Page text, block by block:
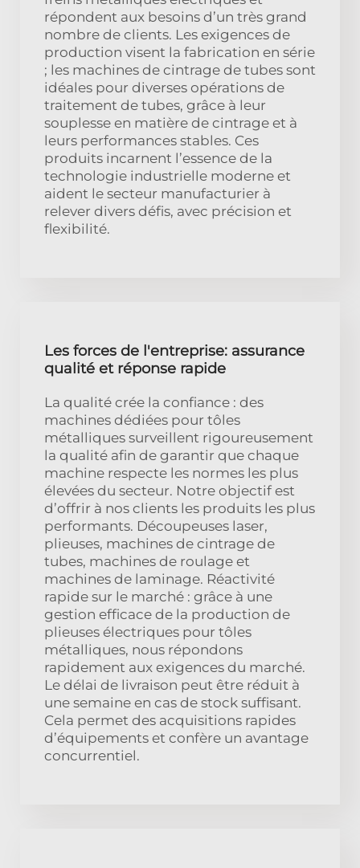
répondent aux besoins d’un très grand
nombre de clients. Les exigences de
production visent la fabrication en série
; les machines de cintrage de tubes sont
idéales pour diverses opérations de
traitement de tubes, grâce à leur
souplesse en matière de cintrage et à
leurs performances stables. Ces
produits incarnent l’essence de la
technologie industrielle moderne et
aident le secteur manufacturier à
relever divers défis, avec précision et
flexibilité.
Les forces de l'entreprise: assurance
qualité et réponse rapide
La qualité crée la confiance : des
machines dédiées pour tôles
métalliques surveillent rigoureusement
la qualité afin de garantir que chaque
machine respecte les normes les plus
élevées du secteur. Notre objectif est
d’offrir à nos clients les produits les plus
performants. Découpeuses laser,
plieuses, machines de cintrage de
tubes, machines de roulage et
machines de laminage. Réactivité
rapide sur le marché : grâce à une
gestion efficace de la production de
plieuses électriques pour tôles
métalliques, nous répondons
rapidement aux exigences du marché.
Le délai de livraison peut être réduit à
une semaine en cas de stock suffisant.
Cela permet des acquisitions rapides
d’équipements et confère un avantage
concurrentiel.